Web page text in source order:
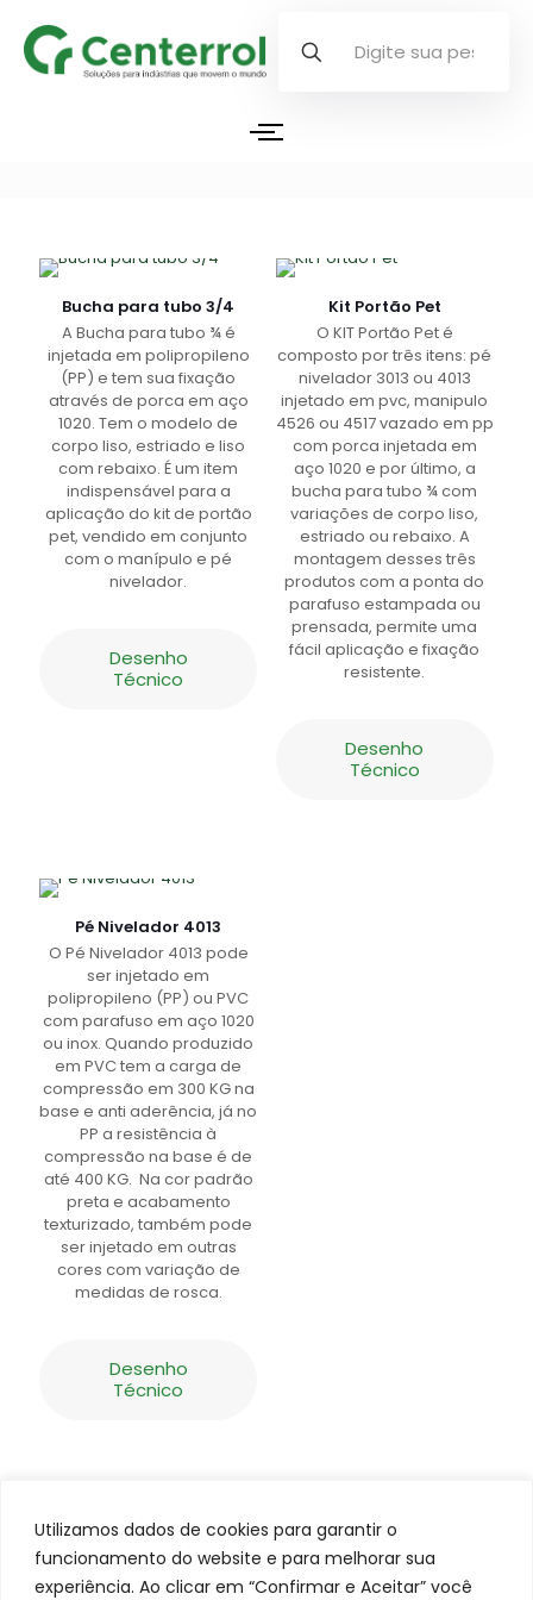
Utilizamos dados de cookies para garantir o
funcionamento do website e para melhorar sua
experiência. Ao clicar em “Confirmar e Aceitar” você
Bucha para tubo 3/4
A Bucha para tubo ¾ é
injetada em polipropileno
(PP) e tem sua fixação
através de porca em aço
1020. Tem o modelo de
corpo liso, estriado e liso
com rebaixo. É um item
indispensável para a
aplicação do kit de portão
pet, vendido em conjunto
com o manípulo e pé
nivelador.
Desenho
Técnico
Kit Portão Pet
O KIT Portão Pet é
composto por três itens: pé
nivelador 3013 ou 4013
injetado em pvc, manipulo
4526 ou 4517 vazado em pp
com porca injetada em
aço 1020 e por último, a
bucha para tubo ¾ com
variações de corpo liso,
estriado ou rebaixo. A
montagem desses três
produtos com a ponta do
parafuso estampada ou
prensada, permite uma
fácil aplicação e fixação
resistente.
Desenho
Técnico
Pé Nivelador 4013
O Pé Nivelador 4013 pode
ser injetado em
polipropileno (PP) ou PVC
com parafuso em aço 1020
ou inox. Quando produzido
em PVC tem a carga de
compressão em 300 KG na
base e anti aderência, já no
PP a resistência à
compressão na base é de
até 400 KG. Na cor padrão
preta e acabamento
texturizado, também pode
ser injetado em outras
cores com variação de
medidas de rosca.
Desenho
Técnico